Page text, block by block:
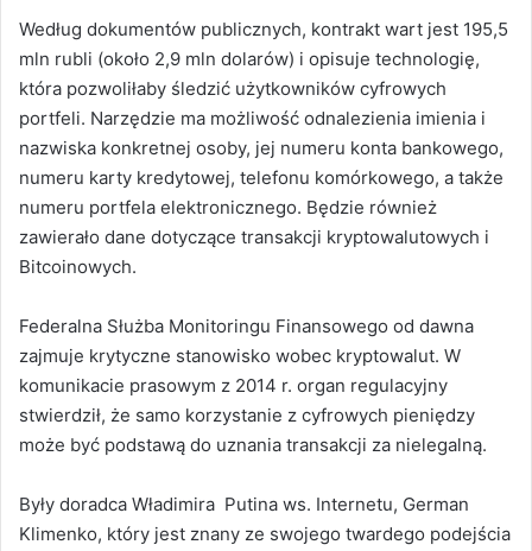
Według dokumentów publicznych, kontrakt wart jest 195,5
mln rubli (około 2,9 mln dolarów) i opisuje technologię,
która pozwoliłaby śledzić użytkowników cyfrowych
portfeli. Narzędzie ma możliwość odnalezienia imienia i
nazwiska konkretnej osoby, jej numeru konta bankowego,
numeru karty kredytowej, telefonu komórkowego, a także
numeru portfela elektronicznego. Będzie również
zawierało dane dotyczące transakcji kryptowalutowych i
Bitcoinowych.
Federalna Służba Monitoringu Finansowego od dawna
zajmuje krytyczne stanowisko wobec kryptowalut. W
komunikacie prasowym z 2014 r. organ regulacyjny
stwierdził, że samo korzystanie z cyfrowych pieniędzy
może być podstawą do uznania transakcji za nielegalną.
Były doradca Władimira Putina ws. Internetu, German
Klimenko, który jest znany ze swojego twardego podejścia